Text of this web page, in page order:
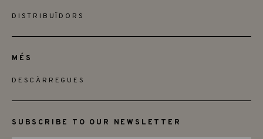
DISTRIBUÏDORS
MÉS
DESCÀRREGUES
SUBSCRIBE TO OUR NEWSLETTER